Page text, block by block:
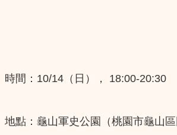
時間：10/14（日）， 18:00-20:30
地點：龜山軍史公園（桃園市龜山區